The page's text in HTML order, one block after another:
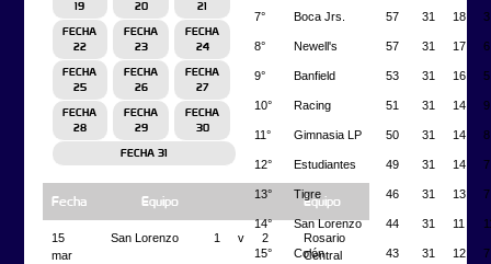
19
20
21
FECHA
22
FECHA
23
FECHA
24
FECHA
25
FECHA
26
FECHA
27
FECHA
28
FECHA
29
FECHA
30
FECHA 31
Fecha Equipo Equipo
15
mar
San Lorenzo 1 v 2
Rosario
Central
7° Boca Jrs. 57 31 18 3
8° Newell's 57 31 17 6
9° Banfield 53 31 16 5
10° Racing 51 31 14 9
11° Gimnasia LP 50 31 14 8
12° Estudiantes 49 31 14 7
13° Tigre 46 31 13 7
14° San Lorenzo 44 31 11
15° Colón 43 31 12 7